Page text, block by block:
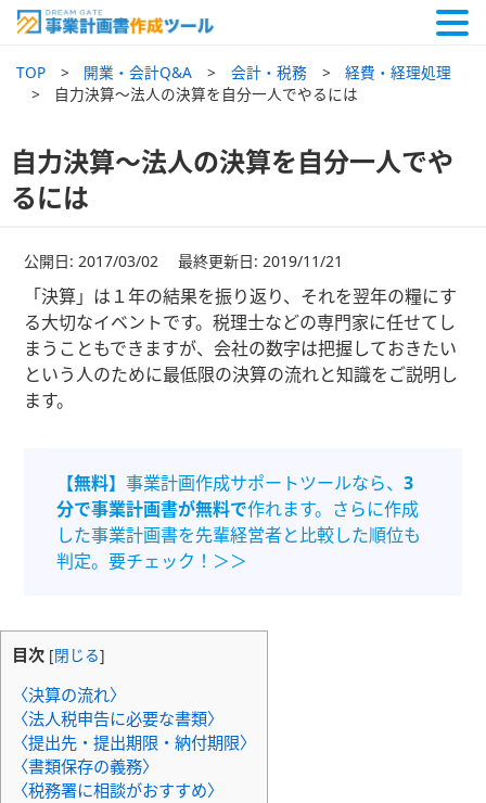
TOP 開業・会計Q&A 会計・税務
経費・経理処理
自力決算～法人の決算を自分一人でやるには
自力決算～法人の決算を自分一人でや
るには
公開日: 2017/03/02 最終更新日: 2019/11/21
「決算」は１年の結果を振り返り、それを翌年の糧にす
る大切なイベントです。税理士などの専門家に任せてし
まうこともできますが、会社の数字は把握しておきたい
という人のために最低限の決算の流れと知識をご説明し
ます。
【無料】事業計画作成サポートツールなら、3
分で事業計画書が無料で作れます。さらに作成
した事業計画書を先輩経営者と比較した順位も
判定。要チェック！＞＞
目次 [閉じる]
〈決算の流れ〉
〈法人税申告に必要な書類〉
〈提出先・提出期限・納付期限〉
〈書類保存の義務〉
〈税務署に相談がおすすめ〉